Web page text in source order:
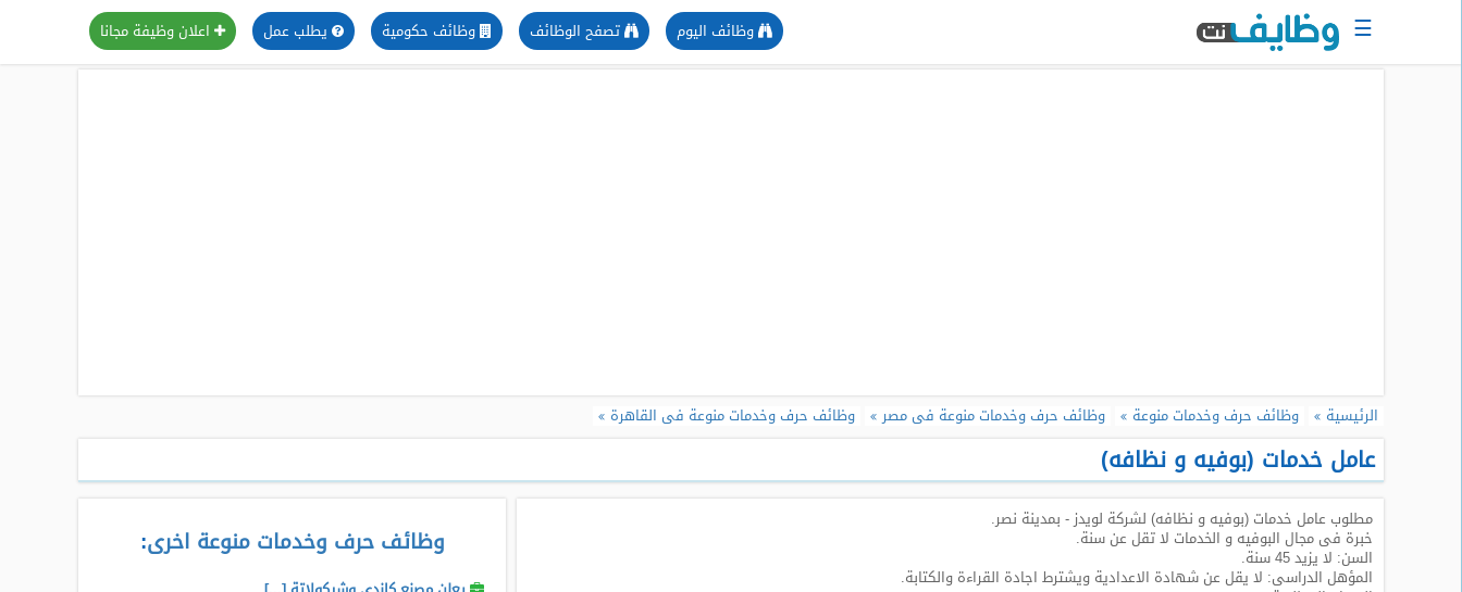
سيرتك
☰ اعلان وظيفة مجانا يطلب عمل وظائف حكومية تصفح الوظائف وظائف اليوم
الرئيسية وظائف حرف وخدمات منوعة وظائف حرف وخدمات منوعة فى مصر وظائف حرف وخدمات منوعة فى القاهرة
عامل خدمات (بوفيه و نظافه)
مطلوب عامل خدمات (بوفيه و نظافه) لشركة لويدز - بمدينة نصر.
خبرة فى مجال البوفيه و الخدمات لا تقل عن سنة.
السن: لا يزيد 45 سنة.
المؤهل الدراسى: لا يقل عن شهادة الاعدادية ويشترط اجادة القراءة والكتابة.
وظائف حرف وخدمات منوعة اخرى: